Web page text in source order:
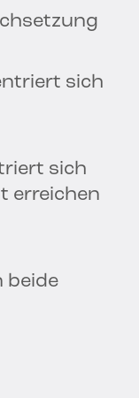
sich
sich
erreichen
beide